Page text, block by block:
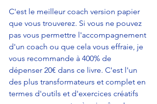
C'est le meilleur coach version papier
que vous trouverez. Si vous ne pouvez
pas vous permettre l'accompagnement
d'un coach ou que cela vous effraie, je
vous recommande à 400% de
dépenser 20€ dans ce livre. C'est l'un
des plus transformateurs et complet en
termes d'outils et d'exercices créatifs